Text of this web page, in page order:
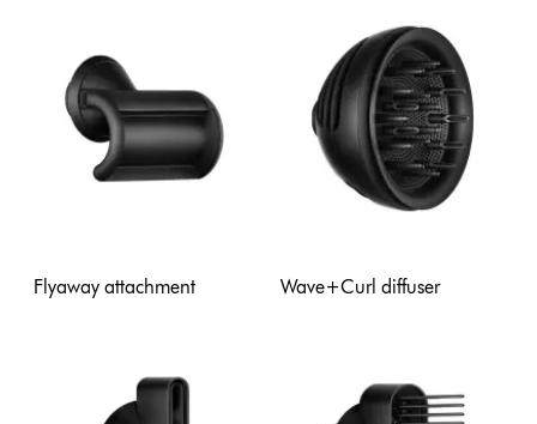
Flyaway attachment Wave+Curl diffuser